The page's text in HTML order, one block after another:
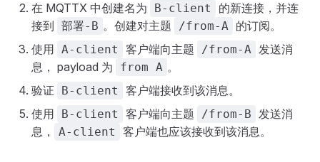
在 MQTTX 中创建名为
B-client
的新连接，并连
接到 部署-B 。创建对主题 /from-A 的订阅。
使用 A-client 客户端向主题 /from-A 发送消
息， payload 为
from A 。
验证
B-client
客户端接收到该消息。
使用
B-client 客户端向主题 /from-B 发送消
息，
A-client 客户端也应该接收到该消息。